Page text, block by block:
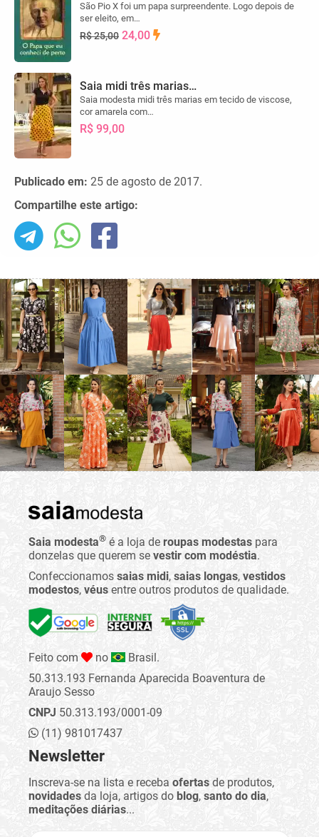
São Pio X foi um papa surpreendente. Logo depois de
ser eleito, em…
R$ 25,00 24,00
Saia midi três marias…
Saia modesta midi três marias em tecido de viscose,
cor amarela com…
R$ 99,00
Publicado em: 25 de agosto de 2017.
Compartilhe este artigo:
Saia modesta® é a loja de roupas modestas para
donzelas que querem se vestir com modéstia.
Confeccionamos saias midi, saias longas, vestidos
modestos, véus entre outros produtos de qualidade.
Feito com no
Brasil.
50.313.193 Fernanda Aparecida Boaventura de
Araujo Sesso
CNPJ50.313.193/0001-09
(11) 981017437
Newsletter
Inscreva-se na lista e receba ofertas de produtos,
novidades da loja, artigos do blog, santo do dia,
meditações diárias...